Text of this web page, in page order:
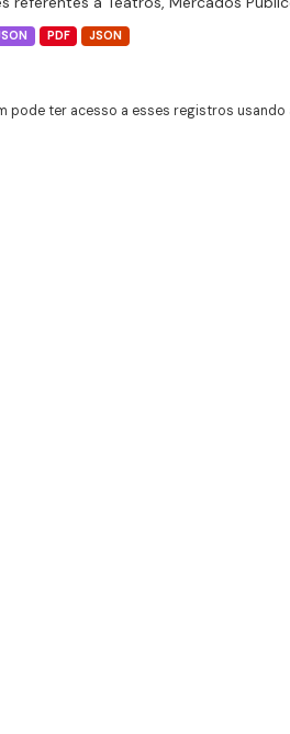
PDF JSON
pode ter acesso a esses registros usando